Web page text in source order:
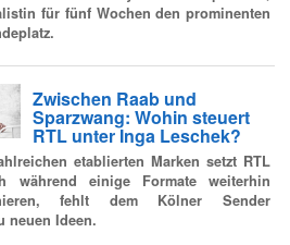
für fünf Wochen den prominenten
Zwischen Raab und
Sparzwang: Wohin steuert
RTL unter Inga Leschek?
etablierten Marken setzt RTL
während einige Formate weiterhin
fehlt dem Kölner Sender
neuen Ideen.